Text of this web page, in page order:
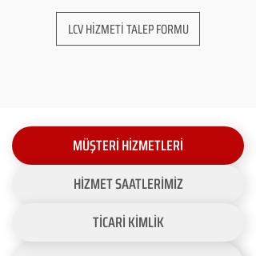
LCV HİZMETİ TALEP FORMU
MÜŞTERİ HİZMETLERİ
HİZMET SAATLERİMİZ
TİCARİ KİMLİK